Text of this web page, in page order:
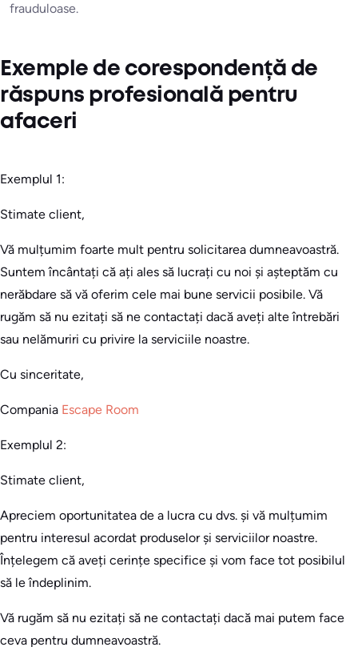
frauduloase.
Exemple de corespondență de
răspuns profesională pentru
afaceri
Exemplul 1:
Stimate client,
Vă mulțumim foarte mult pentru solicitarea dumneavoastră.
Suntem încântați că ați ales să lucrați cu noi și așteptăm cu
nerăbdare să vă oferim cele mai bune servicii posibile. Vă
rugăm să nu ezitați să ne contactați dacă aveți alte întrebări
sau nelămuriri cu privire la serviciile noastre.
Cu sinceritate,
Compania Escape Room
Exemplul 2:
Stimate client,
Apreciem oportunitatea de a lucra cu dvs. și vă mulțumim
pentru interesul acordat produselor și serviciilor noastre.
Înțelegem că aveți cerințe specifice și vom face tot posibilul
să le îndeplinim.
Vă rugăm să nu ezitați să ne contactați dacă mai putem face
ceva pentru dumneavoastră.